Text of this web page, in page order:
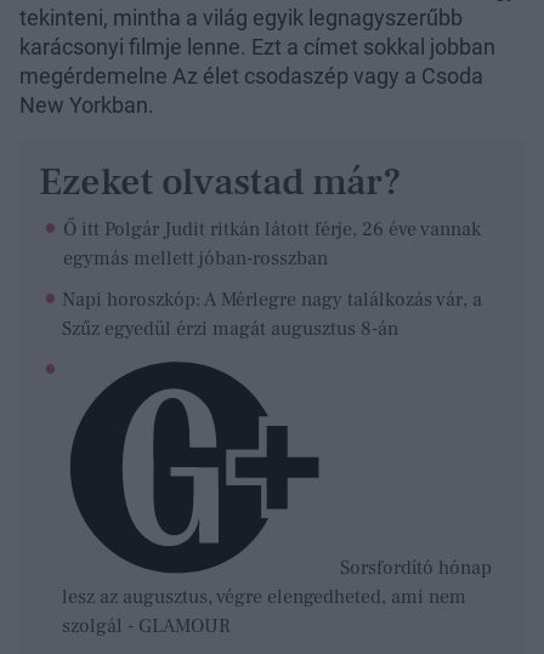
tekinteni, mintha a világ egyik legnagyszerűbb
karácsonyi filmje lenne. Ezt a címet sokkal jobban
megérdemelne Az élet csodaszép vagy a Csoda
New Yorkban.
Ezeket olvastad már?
Ő itt Polgár Judit ritkán látott férje, 26 éve vannak
egymás mellett jóban-rosszban
Napi horoszkóp: A Mérlegre nagy találkozás vár, a
Szűz egyedül érzi magát augusztus 8-án
Sorsfordító hónap
lesz az augusztus, végre elengedheted, ami nem
szolgál - GLAMOUR